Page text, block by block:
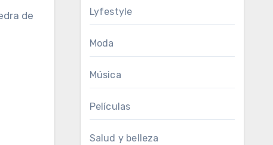
de
Lyfestyle
Moda
Música
Películas
Salud y belleza